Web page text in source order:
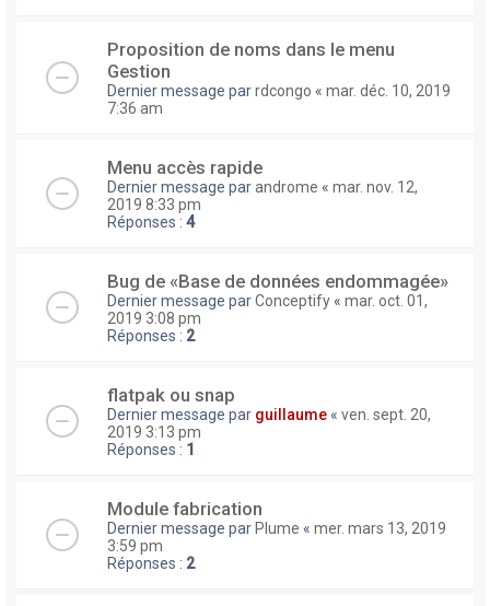
Proposition de noms dans le menu
Gestion
Dernier message parrdcongo « mar. déc. 10, 2019
7:36 am
Menu accès rapide
Dernier message parandrome « mar. nov. 12,
2019 8:33 pm
Réponses : 4
Bug de «Base de données endommagée»
Dernier message parConceptify « mar. oct. 01,
2019 3:08 pm
Réponses : 2
flatpak ou snap
Dernier message par guillaume « ven. sept. 20,
2019 3:13 pm
Réponses : 1
Module fabrication
Dernier message parPlume « mer. mars 13, 2019
3:59 pm
Réponses : 2